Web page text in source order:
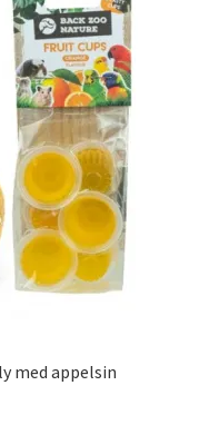
med appelsin